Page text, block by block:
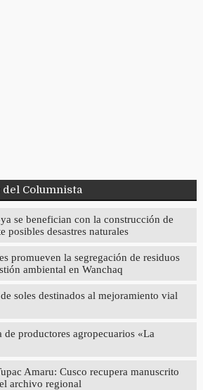
del Columnista
se benefician con la construcción de
posibles desastres naturales
promueven la segregación de residuos
ambiental en Wanchaq
soles destinados al mejoramiento vial
de productores agropecuarios «La
Amaru: Cusco recupera manuscrito
archivo regional